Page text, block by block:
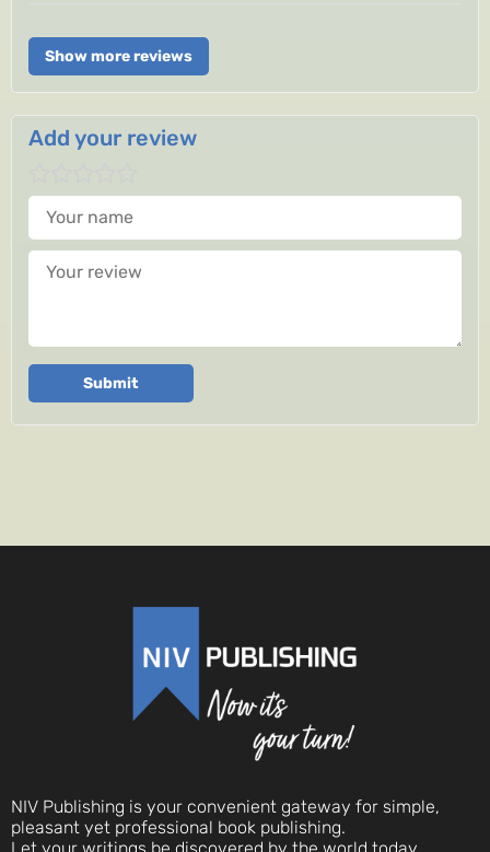
Show more reviews
Add your review
Your name
Your review
Submit
NIV Publishing is your convenient gateway for simple,
pleasant yet professional book publishing.
Let your writings be discovered by the world today.